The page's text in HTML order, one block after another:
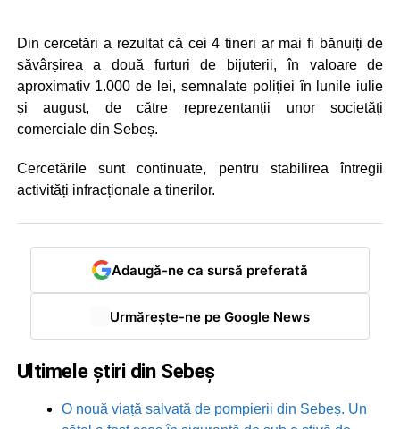
Din cercetări a rezultat că cei 4 tineri ar mai fi bănuiți de
săvârșirea a două furturi de bijuterii, în valoare de
aproximativ 1.000 de lei, semnalate poliției în lunile iulie
și august, de către reprezentanții unor societăți
comerciale din Sebeș.
Cercetările sunt continuate, pentru stabilirea întregii
activități infracționale a tinerilor.
Adaugă-ne ca sursă preferată
Urmărește-ne pe Google News
Ultimele știri din Sebeș
O nouă viață salvată de pompierii din Sebeș. Un